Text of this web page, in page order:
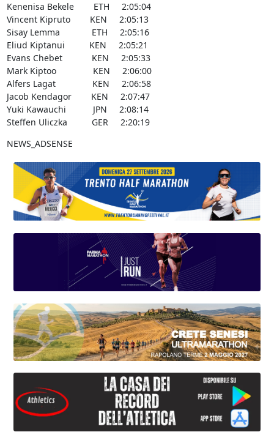
Kenenisa Bekele ETH 2:05:04
Vincent Kipruto KEN 2:05:13
Sisay Lemma ETH 2:05:16
Eliud Kiptanui KEN 2:05:21
Evans Chebet KEN 2:05:33
Mark Kiptoo KEN 2:06:00
Alfers Lagat KEN 2:06:58
Jacob Kendagor KEN 2:07:47
Yuki Kawauchi JPN 2:08:14
Steffen Uliczka GER 2:20:19
NEWS_ADSENSE